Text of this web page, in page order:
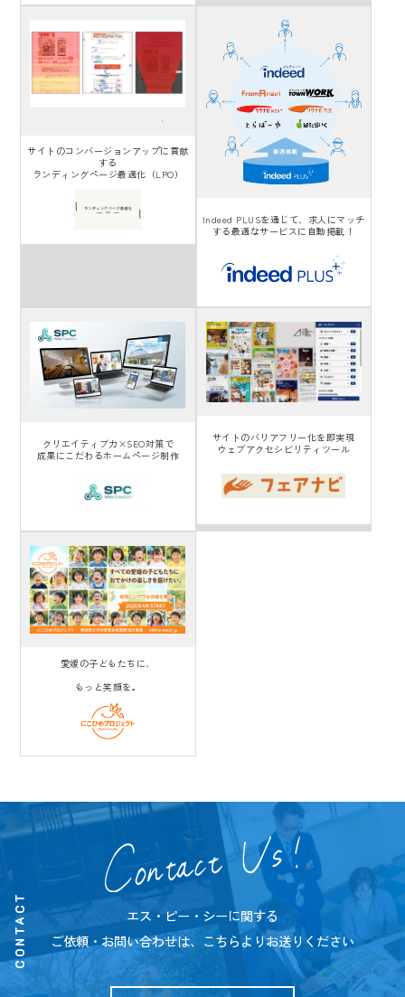
サイトのコンバージョンアップに貢献
する
ランディングページ最適化（LPO）
Indeed PLUSを通じて、求人にマッチ
する最適なサービスに自動掲載！
クリエイティブ力×SEO対策で
成果にこだわるホームページ制作
サイトのバリアフリー化を即実現
ウェブアクセシビリティツール
愛媛の子どもたちに、
もっと笑顔を。
CONTACT
エス・ピー・シーに関する
ご依頼・お問い合わせは、こちらよりお送りください